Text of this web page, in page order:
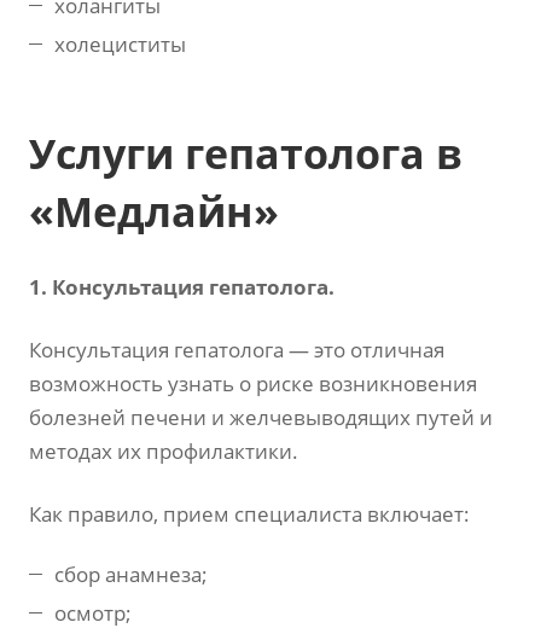
холециститы
Услуги гепатолога в
«Медлайн»
1. Консультация гепатолога.
Консультация гепатолога — это отличная
возможность узнать о риске возникновения
болезней печени и желчевыводящих путей и
методах их профилактики.
Как правило, прием специалиста включает:
сбор анамнеза;
осмотр;